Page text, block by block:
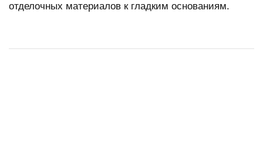
отделочных материалов к гладким основаниям.